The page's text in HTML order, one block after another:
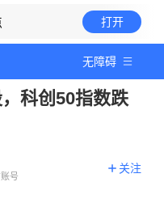
打开
无障碍
科创50指数跌
号
关注